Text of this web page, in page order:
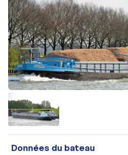
Données du bateau